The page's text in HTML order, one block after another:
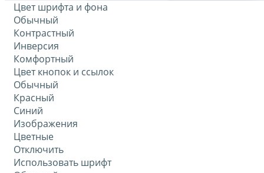
Цвет шрифта и фона
Обычный
Контрастный
Инверсия
Комфортный
Цвет кнопок и ссылок
Обычный
Красный
Синий
Изображения
Цветные
Отключить
Использовать шрифт